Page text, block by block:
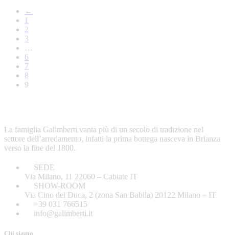
←
1
2
3
…
6
7
8
9
La famiglia Galimberti vanta più di un secolo di tradizione nel
settore dell’arredamento, infatti la prima bottega nasceva in Brianza
verso la fine del 1800.
SEDE
Via Milano, 11 22060 – Cabiate IT
SHOW-ROOM
Via Cino del Duca, 2 (zona San Babila) 20122 Milano – IT
+39 031 766515
info@galimberti.it
Chi siamo